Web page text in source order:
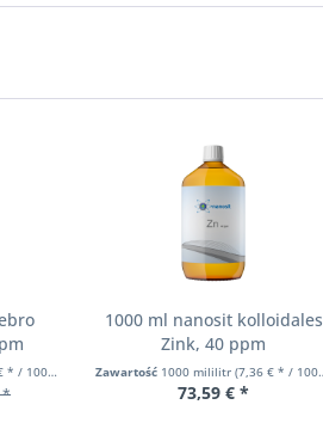
100 mililitr)
*
1000 ml nanosit kolloidales
Zink, 40 ppm
Zawartość 1000 mililitr(7,36 € * / 100 mililitr)
73,59 € *